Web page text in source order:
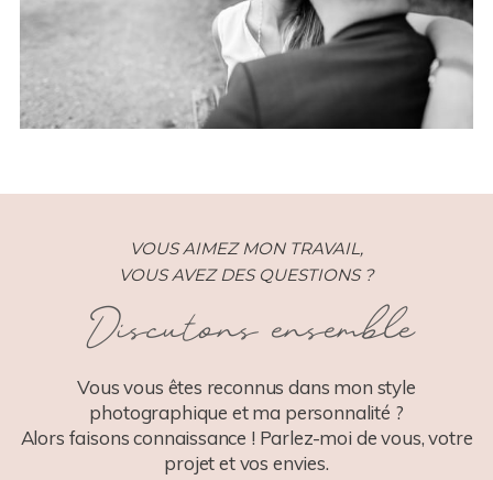
VOUS AIMEZ MON TRAVAIL,
VOUS AVEZ DES QUESTIONS ?
Discutons ensemble
Vous vous êtes reconnus dans mon style
photographique et ma personnalité ?
Alors faisons connaissance ! Parlez-moi de vous, votre
projet et vos envies.